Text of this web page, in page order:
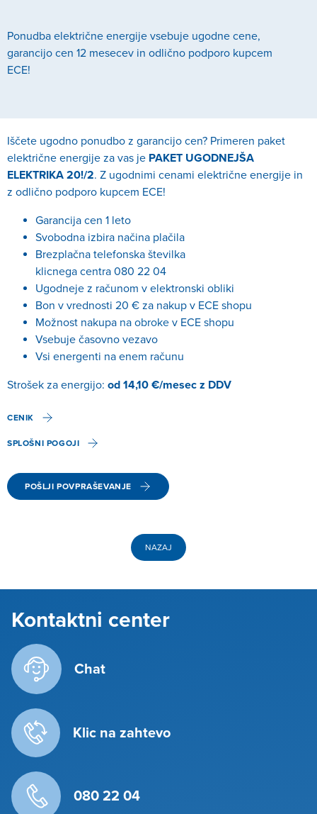
Ponudba električne energije vsebuje ugodne cene,
garancijo cen 12 mesecev in odlično podporo kupcem
ECE!
Iščete ugodno ponudbo z garancijo cen? Primeren paket
električne energije za vas je PAKET UGODNEJŠA
ELEKTRIKA 20!/2. Z ugodnimi cenami električne energije in
z odlično podporo kupcem ECE!
Garancija cen 1 leto
Svobodna izbira načina plačila
Brezplačna telefonska številka
klicnega centra 080 22 04
Ugodneje z računom v elektronski obliki
Bon v vrednosti 20 € za nakup v ECE shopu
Možnost nakupa na obroke v ECE shopu
Vsebuje časovno vezavo
Vsi energenti na enem računu
Strošek za energijo: od 14,10 €/mesec z DDV
CENIK
SPLOŠNI POGOJI
POŠLJI POVPRAŠEVANJE
NAZAJ
Kontaktni center
Chat
Klic na zahtevo
080 22 04